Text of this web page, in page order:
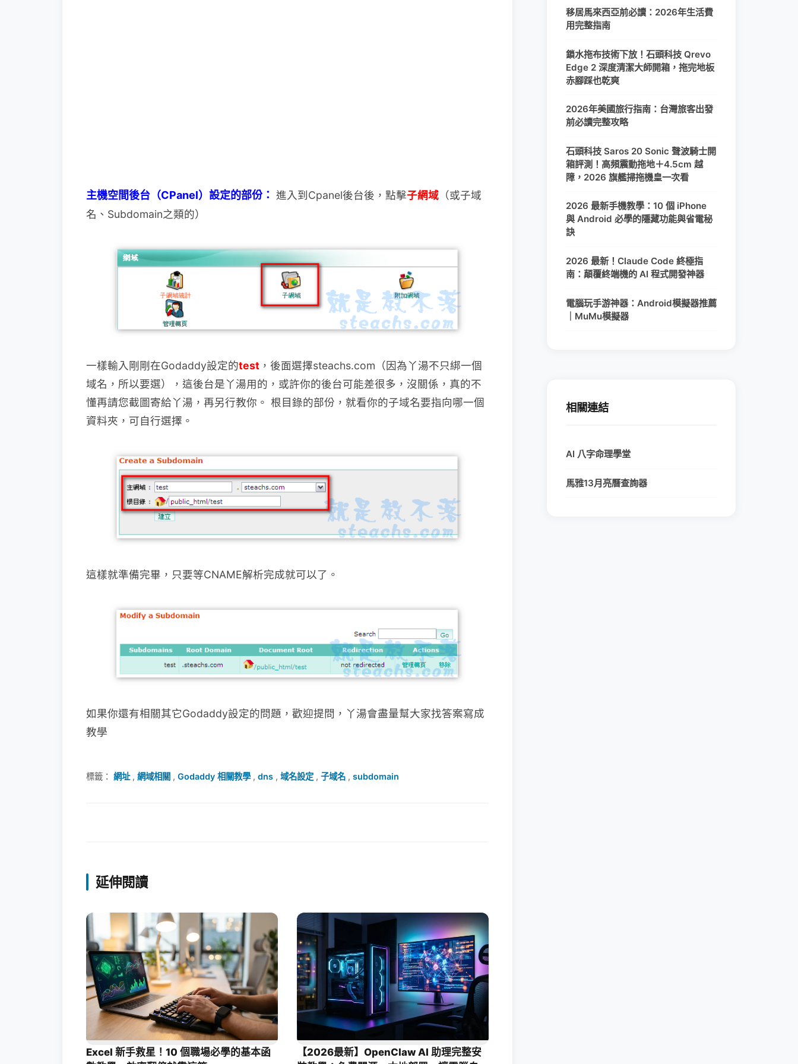
主機空間後台（CPanel）設定的部份： 進入到Cpanel後台後，點擊子網域 （或子域
名、Subdomain之類的）
一樣輸入剛剛在Godaddy設定的test ，後面選擇steachs.com（因為丫湯不只綁一個
域名， 所以要選），這後台是丫湯用的，或許你的後台可能差很多，沒關係，真的不
懂再請您截圖寄給丫湯，再另行教你。 根目錄的部份，就看你的子域名要指向哪一個
資料夾，可自行選擇。
這樣就準備完畢，只要等CNAME解析完成就可以了。
如果你還有相關其它Godaddy設定的問題，歡迎提問，丫湯會盡量幫大家找答案寫成
教學
標籤： 網址, 網域相關 , Godaddy 相關教學, dns , 域名設定 , 子域名 , subdomain
延伸閱讀
Excel 新手救星！10 個職場必學的基本函
【2026最新】OpenClaw AI 助理完整安
移居馬來西亞前必讀：2026年生活費
用完整指南
鎖水拖布技術下放！石頭科技 Qrevo
Edge 2 深度清潔大師開箱，拖完地板
赤腳踩也乾爽
2026年美國旅行指南：台灣旅客出發
前必讀完整攻略
石頭科技 Saros 20 Sonic 聲波騎士開
箱評測！高頻震動拖地＋4.5cm 越
障，2026 旗艦掃拖機皇一次看
2026 最新手機教學：10 個 iPhone
與 Android 必學的隱藏功能與省電秘
訣
2026 最新！Claude Code 終極指
南：顛覆終端機的 AI 程式開發神器
電腦玩手游神器：Android模擬器推薦
｜MuMu模擬器
相關連結
AI 八字命理學堂
馬雅13月亮曆查詢器